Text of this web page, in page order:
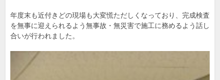
年度末も近付きどの現場も大変慌ただしくなっており、完成検査
を無事に迎えられるよう無事故・無災害で施工に務めるよう話し
合いが行われました。